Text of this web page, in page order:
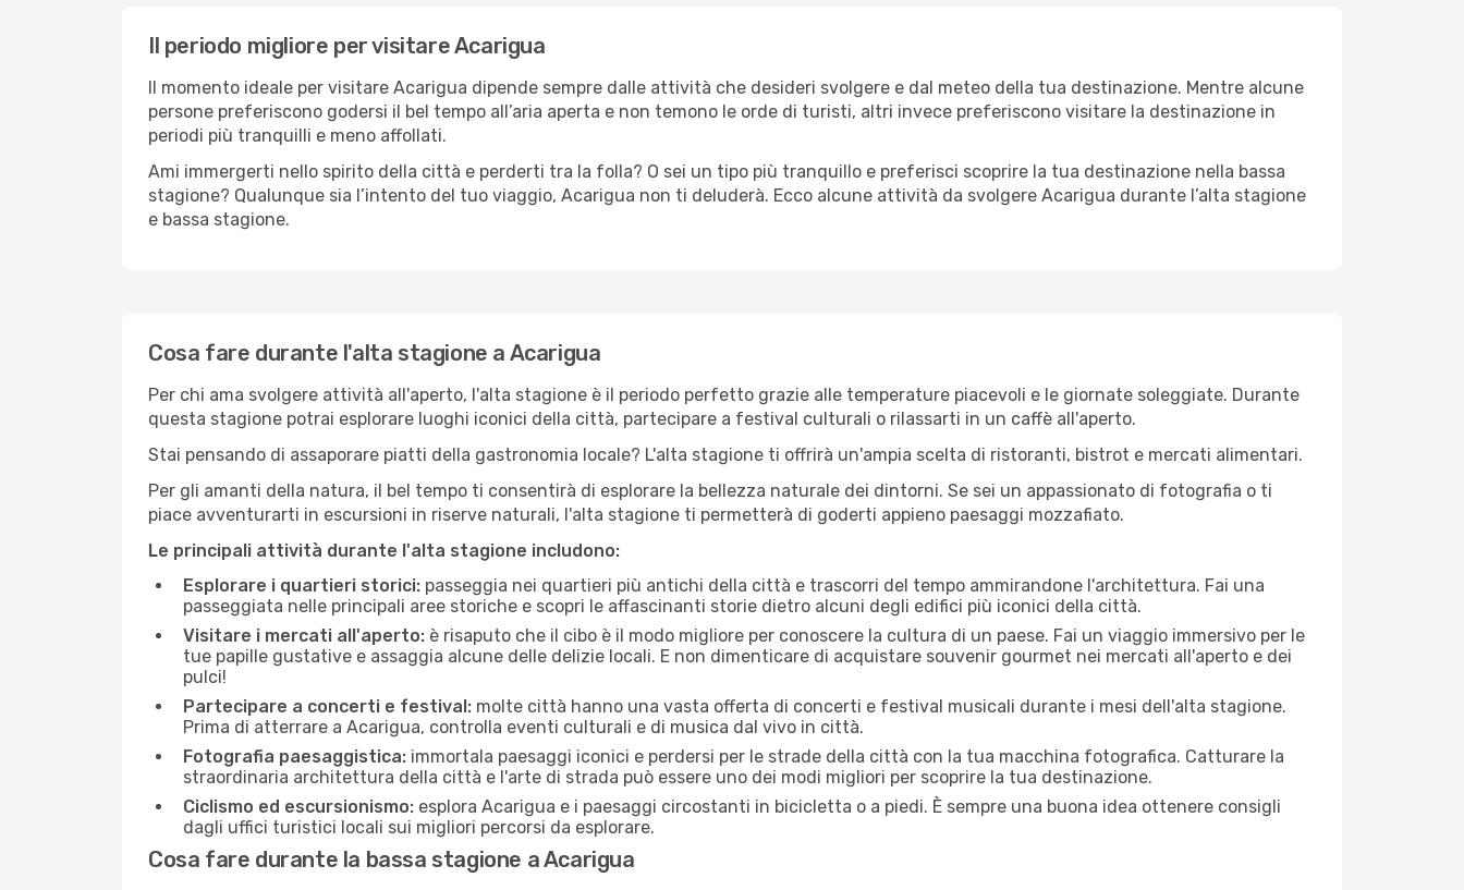
Il periodo migliore per visitare Acarigua
Il momento ideale per visitare Acarigua dipende sempre dalle attività che desideri svolgere e dal meteo della tua destinazione. Mentre alcune
persone preferiscono godersi il bel tempo all’aria aperta e non temono le orde di turisti, altri invece preferiscono visitare la destinazione in
periodi più tranquilli e meno affollati.
Ami immergerti nello spirito della città e perderti tra la folla? O sei un tipo più tranquillo e preferisci scoprire la tua destinazione nella bassa
stagione? Qualunque sia l’intento del tuo viaggio, Acarigua non ti deluderà. Ecco alcune attività da svolgere Acarigua durante l’alta stagione
e bassa stagione.
Cosa fare durante l'alta stagione a Acarigua
Per chi ama svolgere attività all'aperto, l'alta stagione è il periodo perfetto grazie alle temperature piacevoli e le giornate soleggiate. Durante
questa stagione potrai esplorare luoghi iconici della città, partecipare a festival culturali o rilassarti in un caffè all'aperto.
Stai pensando di assaporare piatti della gastronomia locale? L'alta stagione ti offrirà un'ampia scelta di ristoranti, bistrot e mercati alimentari.
Per gli amanti della natura, il bel tempo ti consentirà di esplorare la bellezza naturale dei dintorni. Se sei un appassionato di fotografia o ti
piace avventurarti in escursioni in riserve naturali, l'alta stagione ti permetterà di goderti appieno paesaggi mozzafiato.
Le principali attività durante l'alta stagione includono:
Esplorare i quartieri storici: passeggia nei quartieri più antichi della città e trascorri del tempo ammirandone l'architettura. Fai una
passeggiata nelle principali aree storiche e scopri le affascinanti storie dietro alcuni degli edifici più iconici della città.
Visitare i mercati all'aperto: è risaputo che il cibo è il modo migliore per conoscere la cultura di un paese. Fai un viaggio immersivo per le
tue papille gustative e assaggia alcune delle delizie locali. E non dimenticare di acquistare souvenir gourmet nei mercati all'aperto e dei
pulci!
Partecipare a concerti e festival: molte città hanno una vasta offerta di concerti e festival musicali durante i mesi dell'alta stagione.
Prima di atterrare a Acarigua, controlla eventi culturali e di musica dal vivo in città.
Fotografia paesaggistica: immortala paesaggi iconici e perdersi per le strade della città con la tua macchina fotografica. Catturare la
straordinaria architettura della città e l'arte di strada può essere uno dei modi migliori per scoprire la tua destinazione.
Ciclismo ed escursionismo: esplora Acarigua e i paesaggi circostanti in bicicletta o a piedi. È sempre una buona idea ottenere consigli
dagli uffici turistici locali sui migliori percorsi da esplorare.
Cosa fare durante la bassa stagione a Acarigua